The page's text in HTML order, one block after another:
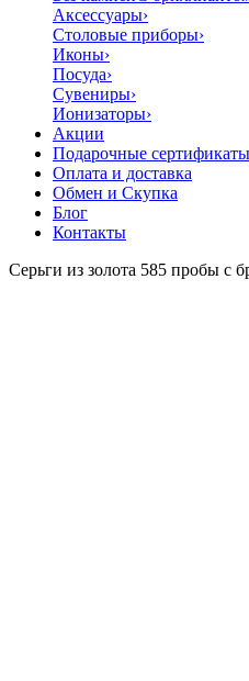
Аксессуары›
Столовые приборы›
Иконы›
Посуда›
Сувениры›
Ионизаторы›
Акции
Подарочные сертификаты
Оплата и доставка
Обмен и Скупка
Блог
Контакты
Серьги из золота 585 пробы с